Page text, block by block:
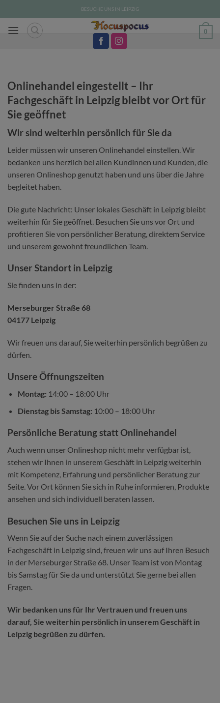
Inhalt
springen
BESUCHE UNS IN LEIPZIG
0
Onlinehandel eingestellt – Ihr
Fachgeschäft in Leipzig bleibt vor Ort für
Sie geöffnet
Wir sind weiterhin persönlich für Sie da
Leider müssen wir unseren Onlinehandel einstellen. Wir
bedanken uns herzlich bei allen Kundinnen und Kunden, die
unseren Onlineshop genutzt haben und uns über die Jahre
begleitet haben.
Die gute Nachricht: Unser lokales Geschäft in Leipzig bleibt
weiterhin für Sie geöffnet. Besuchen Sie uns vor Ort und
profitieren Sie von persönlicher Beratung, direktem Service
und unserem gewohnt freundlichen Team.
Unser Standort in Leipzig
Sie finden uns in der:
Merseburger Straße 68
04177 Leipzig
Wir freuen uns darauf, Sie weiterhin persönlich begrüßen zu
dürfen.
Unsere Öffnungszeiten
Montag: 14:00 – 18:00 Uhr
Dienstag bis Samstag: 10:00 – 18:00 Uhr
Persönliche Beratung statt Onlinehandel
Auch wenn unser Onlineshop nicht mehr verfügbar ist,
stehen wir Ihnen in unserem Geschäft in Leipzig weiterhin
mit Kompetenz, Erfahrung und persönlicher Beratung zur
Seite. Vor Ort können Sie sich in Ruhe informieren, Produkte
ansehen und sich individuell beraten lassen.
Besuchen Sie uns in Leipzig
Wenn Sie auf der Suche nach einem zuverlässigen
Fachgeschäft in Leipzig sind, freuen wir uns auf Ihren Besuch
in der Merseburger Straße 68. Unser Team ist von Montag
bis Samstag für Sie da und unterstützt Sie gerne bei allen
Fragen.
Wir bedanken uns für Ihr Vertrauen und freuen uns
darauf, Sie weiterhin persönlich in unserem Geschäft in
Leipzig begrüßen zu dürfen.